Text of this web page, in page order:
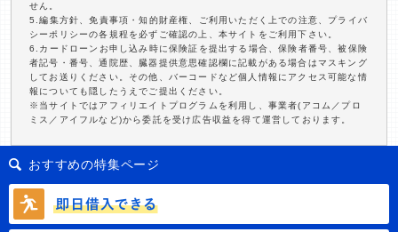
せん。
5.編集方針、免責事項・知的財産権、ご利用いただく上での注意、プライバ
シーポリシーの各規程を必ずご確認の上、本サイトをご利用下さい。
6.カードローンお申し込み時に保険証を提出する場合、保険者番号、被保険
者記号・番号、通院歴、臓器提供意思確認欄に記載がある場合はマスキング
してお送りください。その他、バーコードなど個人情報にアクセス可能な情
報についても隠したうえでご提出ください。
※当サイトではアフィリエイトプログラムを利用し、事業者(アコム／プロ
ミス／アイフルなど)から委託を受け広告収益を得て運営しております。
おすすめの特集ページ